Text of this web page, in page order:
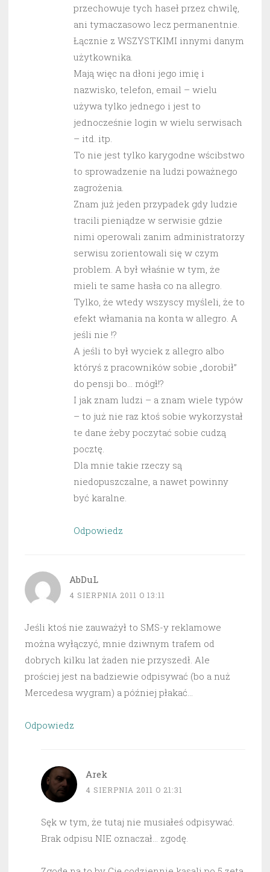
przechowuje tych haseł przez chwilę,
ani tymaczasowo lecz permanentnie.
Łącznie z WSZYSTKIMI innymi danym
użytkownika.
Mają więc na dłoni jego imię i
nazwisko, telefon, email – wielu
używa tylko jednego i jest to
jednocześnie login w wielu serwisach
– itd. itp.
To nie jest tylko karygodne wścibstwo
to sprowadzenie na ludzi poważnego
zagrożenia.
Znam już jeden przypadek gdy ludzie
tracili pieniądze w serwisie gdzie
nimi operowali zanim administratorzy
serwisu zorientowali się w czym
problem. A był właśnie w tym, że
mieli te same hasła co na allegro.
Tylko, że wtedy wszyscy myśleli, że to
efekt włamania na konta w allegro. A
jeśli nie !?
A jeśli to był wyciek z allegro albo
któryś z pracowników sobie „dorobił”
do pensji bo… mógł!?
I jak znam ludzi – a znam wiele typów
– to już nie raz ktoś sobie wykorzystał
te dane żeby poczytać sobie cudzą
pocztę.
Dla mnie takie rzeczy są
niedopuszczalne, a nawet powinny
być karalne.
Odpowiedz
AbDuL
4 SIERPNIA 2011 O 13:11
Jeśli ktoś nie zauważył to SMS-y reklamowe
można wyłączyć, mnie dziwnym trafem od
dobrych kilku lat żaden nie przyszedł. Ale
prościej jest na badziewie odpisywać (bo a nuż
Mercedesa wygram) a później płakać…
Odpowiedz
Arek
4 SIERPNIA 2011 O 21:31
Sęk w tym, że tutaj nie musiałeś odpisywać.
Brak odpisu NIE oznaczał… zgodę.